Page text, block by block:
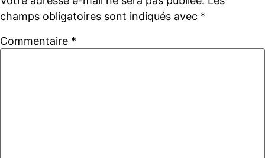
champs obligatoires sont indiqués avec *
Commentaire *